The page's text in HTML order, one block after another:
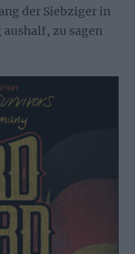
der Siebziger in
zu sagen